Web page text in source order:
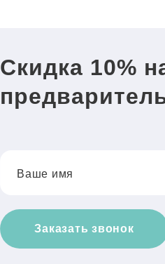
Скидка 10%
Ваше имя
Заказать звонок